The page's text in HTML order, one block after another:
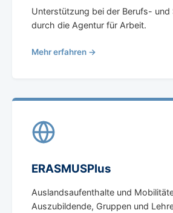
Unterstützung bei der Berufs- und
durch die Agentur für Arbeit.
Mehr erfahren →
ERASMUSPlus
Auslandsaufenthalte und
Auszubildende, Gruppen und